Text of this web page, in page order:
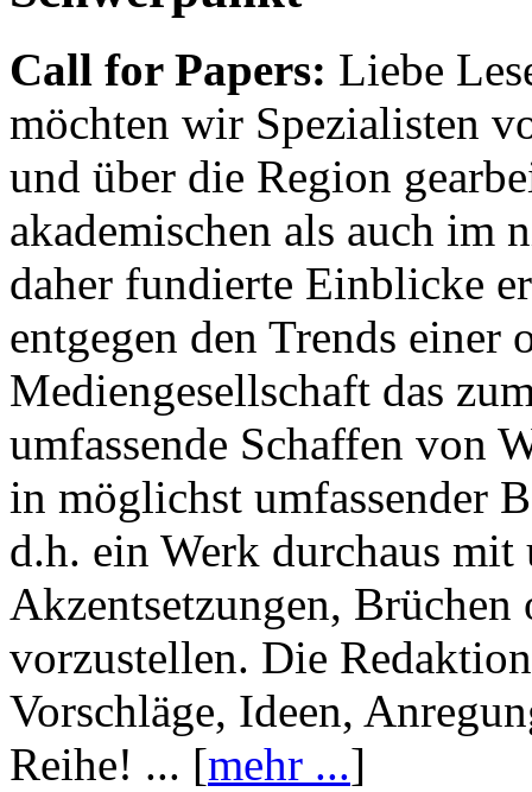
Call for Papers: Liebe
möchten wir Spezialisten
und über die Region
akademischen als auch im
daher fundierte Einblicke
entgegen den Trends einer
Mediengesellschaft das
umfassende Schaffen von
in möglichst umfassender
d.h. ein Werk durchaus mit
Akzentsetzungen, Brüchen
vorzustellen. Die
Vorschläge, Ideen,
Reihe! ... [mehr ...]